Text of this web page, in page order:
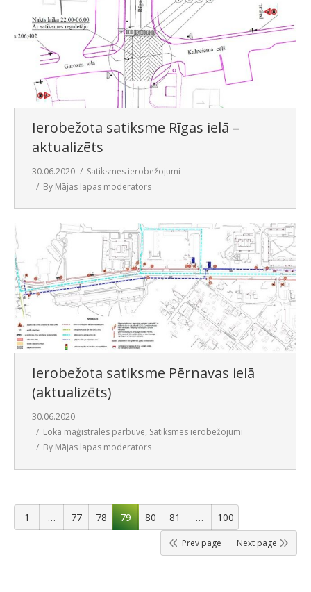
Ierobežota satiksme Rīgas ielā –
aktualizēts
30.06.2020
Satiksmes ierobežojumi
By Mājas lapas moderators
Ierobežota satiksme Pērnavas ielā
(aktualizēts)
30.06.2020
Loka maģistrāles pārbūve, Satiksmes ierobežojumi
By Mājas lapas moderators
1 … 77 78 79 80 81 … 100
Prev page Next page